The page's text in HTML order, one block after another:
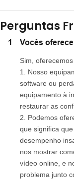
Perguntas
1 Vocês
Sim,
1. Nosso
software ou
equipamento à
restaurar as
2. Podemos
que significa
desempenho
nos mostrar
vídeo online, e
problema junto